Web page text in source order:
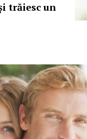
trăiesc un